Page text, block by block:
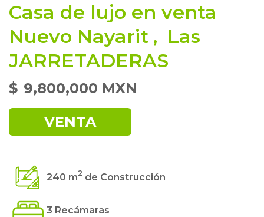
Casa de lujo en venta
Nuevo Nayarit , Las
JARRETADERAS
$ 9,800,000 MXN
VENTA
240 m2 de Construcción
3 Recámaras